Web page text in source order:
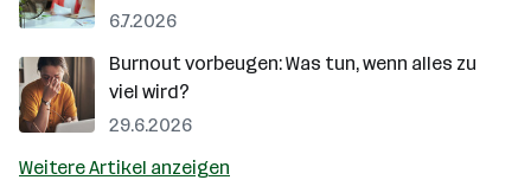
6.7.2026
Burnout vorbeugen: Was tun, wenn alles zu
viel wird?
29.6.2026
Weitere Artikel anzeigen